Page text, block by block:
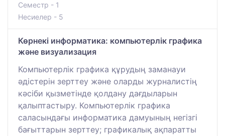
Семестр - 1
Несиелер - 5
Көрнекі информатика: компьютерлік графика
және визуализация
Компьютерлік графика құрудың заманауи
әдістерін зерттеу және оларды журналистің
кәсіби қызметінде қолдану дағдыларын
қалыптастыру. Компьютерлік графика
саласындағы информатика дамуының негізгі
бағыттарын зерттеу; графикалық ақпаратты